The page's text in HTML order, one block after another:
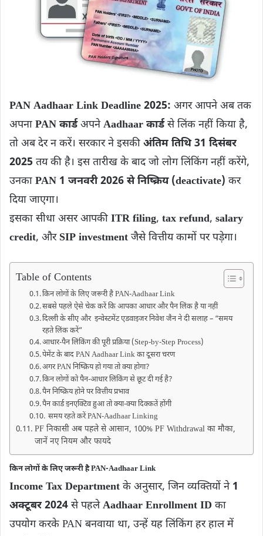
PAN Aadhaar Link Deadline 2025: अगर आपने अब तक
अपना PAN कार्डअपनेAadhaar कार्डसे लिंक नहीं किया है,
तो अब देर न करें। सरकार ने इसकी अंतिम तिथि 31 दिसंबर
2025 तय की है। इस तारीख के बाद जो लोग लिंकिंग नहीं करेंगे,
उनका PAN 1 जनवरी 2026 से निष्क्रिय (deactivate) कर
दिया जाएगा।
इसका सीधा असर आपकी ITR filing, tax refund, salary
credit, और SIP investment जैसे वित्तीय कामों पर पड़ेगा।
Table of Contents
किन लोगों के लिए जरूरी है PAN-Aadhaar Link
सबसे पहले ऐसे चेक करें कि आपका आधार और पैन लिंक है या नहीं
दिल्‍ली के सीए और इन्‍वेस्‍टमेंट एडवाइजर निवेश जैन ने दी सलाह – “समय
रहते लिंक करें”
आधार-पैन लिंकिंग की पूरी प्रक्रिया (Step-by-Step Process)
पेमेंट के बाद PAN Aadhaar Link का दूसरा चरण
अगर PAN निष्क्रिय हो गया तो क्या होगा?
किन लोगों को पैन-आधार लिंकिंग से छूट दी गई है?
पैन निष्क्रिय होने पर वित्तीय प्रभाव
पैन कार्ड इनएक्टिव हुआ तो क्या-क्या दिक्कतें होंगी
समय रहते करें PAN-Aadhaar Linking
PF निकासी अब पहले से आसान, 100% PF Withdrawal का मौका,
जानें नए नियम और फायदे
किन लोगों के लिए जरूरी है PAN-Aadhaar Link
Income Tax Department के अनुसार, जिन व्यक्तियों ने 1
अक्टूबर 2024 से पहलेAadhaar Enrollment ID का
उपयोग करके PAN बनवाया था, उन्हें यह लिंकिंग हर हाल में